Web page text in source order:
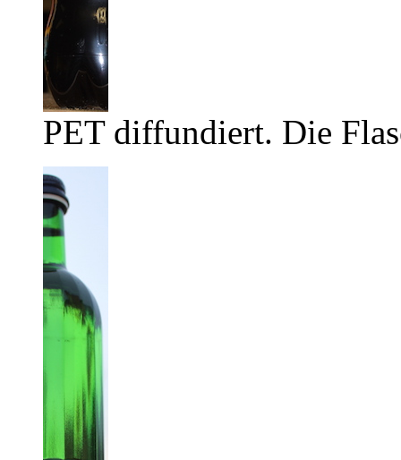
PET diffundiert. Die